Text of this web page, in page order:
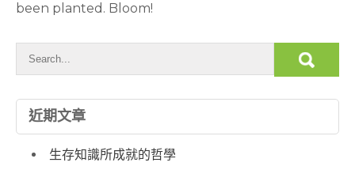
been planted. Bloom!
近期文章
生存知識所成就的哲學